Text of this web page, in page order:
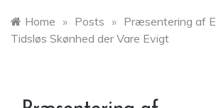
Home » Posts » Præsentering af
Tidsløs Skønhed der Vare Evigt